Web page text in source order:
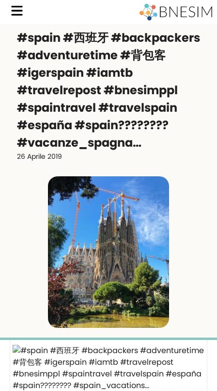
#spain #西班牙 #backpackers
#adventuretime #背包客
#igerspain #iamtb
#travelrepost #bnesimppl
#spaintravel #travelspain
#españa #spain????????
#vacanze_spagna…
26 Aprile 2019